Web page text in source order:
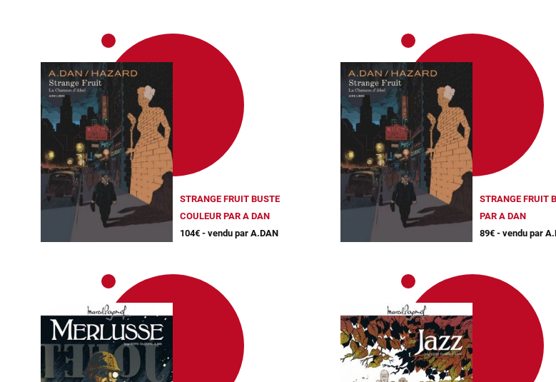
STRANGE FRUIT BUSTE
COULEUR PAR A DAN
104€ - vendu par A.DAN
STRANGE FRUIT
PAR A DAN
89€ - vendu par